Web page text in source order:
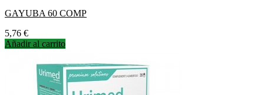
GAYUBA 60 COMP
Precio
5,76 €
Añadir al carrito